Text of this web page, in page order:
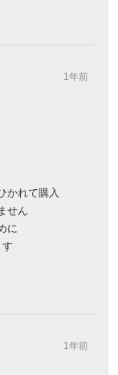
1年前
かれて購入
せん
に
1年前